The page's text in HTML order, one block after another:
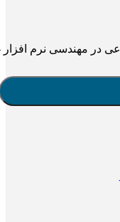
نرم افزار – انقلاب آینده